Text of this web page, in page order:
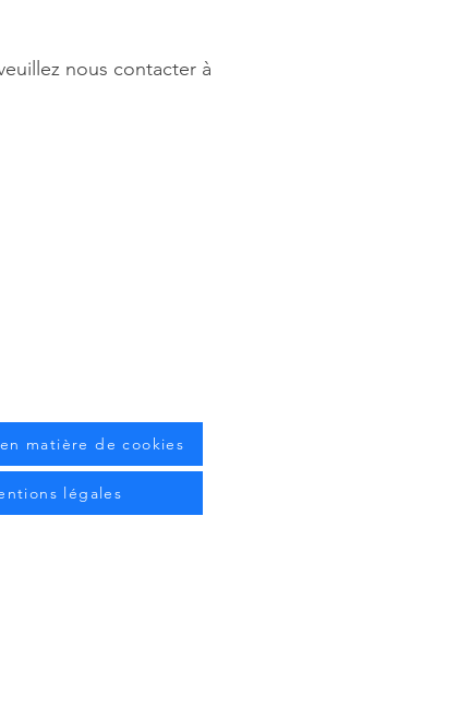
nous contacter à
matière de cookies
légales